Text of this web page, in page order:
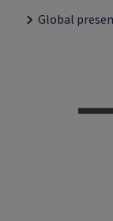
Global